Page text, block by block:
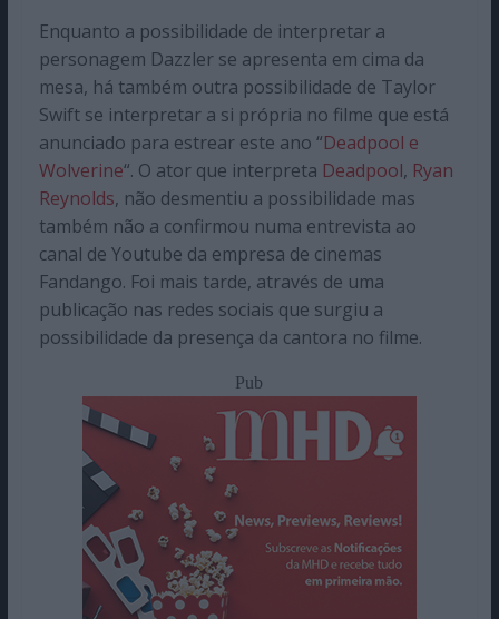
Enquanto a possibilidade de interpretar a
personagem Dazzler se apresenta em cima da
mesa, há também outra possibilidade de Taylor
Swift se interpretar a si própria no filme que está
anunciado para estrear este ano “Deadpool e
Wolverine“. O ator que interpreta Deadpool, Ryan
Reynolds, não desmentiu a possibilidade mas
também não a confirmou numa entrevista ao
canal de Youtube da empresa de cinemas
Fandango. Foi mais tarde, através de uma
publicação nas redes sociais que surgiu a
possibilidade da presença da cantora no filme.
Pub